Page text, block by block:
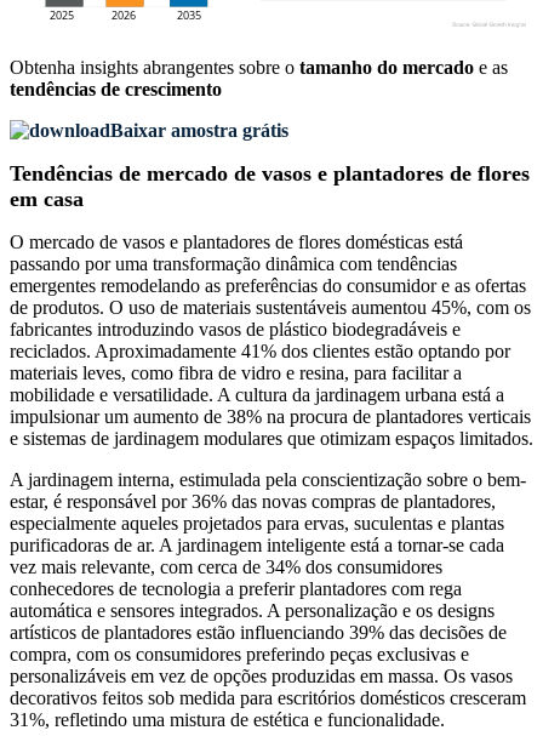
Obtenha insights abrangentes sobre o tamanho do mercado e as
tendências de crescimento
Baixar amostra grátis
Tendências de mercado de vasos e plantadores de flores
em casa
O mercado de vasos e plantadores de flores domésticas está
passando por uma transformação dinâmica com tendências
emergentes remodelando as preferências do consumidor e as ofertas
de produtos. O uso de materiais sustentáveis ​​aumentou 45%, com os
fabricantes introduzindo vasos de plástico biodegradáveis ​​e
reciclados. Aproximadamente 41% dos clientes estão optando por
materiais leves, como fibra de vidro e resina, para facilitar a
mobilidade e versatilidade. A cultura da jardinagem urbana está a
impulsionar um aumento de 38% na procura de plantadores verticais
e sistemas de jardinagem modulares que otimizam espaços limitados.
A jardinagem interna, estimulada pela conscientização sobre o bem-
estar, é responsável por 36% das novas compras de plantadores,
especialmente aqueles projetados para ervas, suculentas e plantas
purificadoras de ar. A jardinagem inteligente está a tornar-se cada
vez mais relevante, com cerca de 34% dos consumidores
conhecedores de tecnologia a preferir plantadores com rega
automática e sensores integrados. A personalização e os designs
artísticos de plantadores estão influenciando 39% das decisões de
compra, com os consumidores preferindo peças exclusivas e
personalizáveis ​​em vez de opções produzidas em massa. Os vasos
decorativos feitos sob medida para escritórios domésticos cresceram
31%, refletindo uma mistura de estética e funcionalidade.